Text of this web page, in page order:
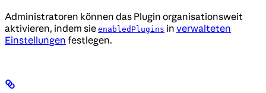
Administratoren können das Plugin organisationsweit
aktivieren, indem sie enabledPlugins in verwalteten
Einstellungen festlegen.